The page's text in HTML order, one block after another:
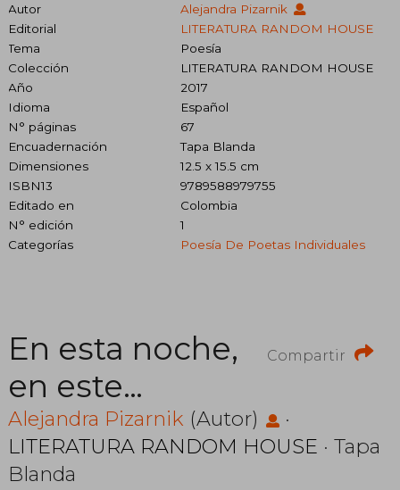
Autor
Alejandra Pizarnik
Editorial
LITERATURA RANDOM HOUSE
Tema
Poesía
Colección
LITERATURA RANDOM HOUSE
Año
2017
Idioma
Español
N° páginas
67
Encuadernación
Tapa Blanda
Dimensiones
12.5 x 15.5 cm
ISBN13
9789588979755
Editado en
Colombia
N° edición
1
Categorías
Poesía De Poetas Individuales
Compartir
En esta noche,
en este
mundo
Alejandra Pizarnik (Autor)
·
LITERATURA RANDOM HOUSE · Tapa
Blanda